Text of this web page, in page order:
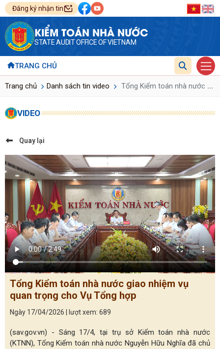
Đăng ký nhận tin
KIỂM TOÁN NHÀ NƯỚC
STATE AUDIT OFFICE OF VIETNAM
TRANG CHỦ
Trang chủ Danh sách tin video Tổng Kiểm toán nhà nước ...
VIDEO
Quay lại
Tổng Kiểm toán nhà nước giao nhiệm vụ
quan trọng cho Vụ Tổng hợp
Ngày 17/04/2026 | lượt xem: 689
(sav.gov.vn) - Sáng 17/4, tại trụ sở Kiểm toán nhà nước
(KTNN), Tổng Kiểm toán nhà nước Nguyễn Hữu Nghĩa đã chủ